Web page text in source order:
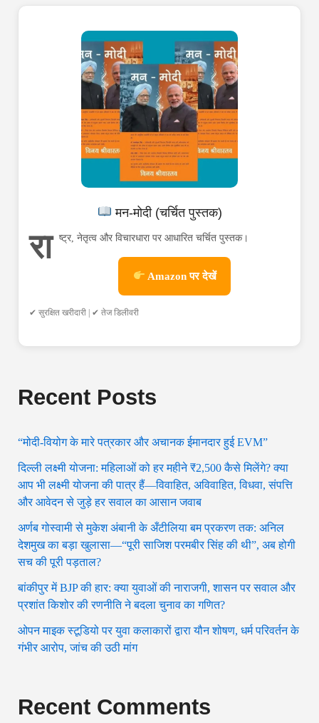
मन-मोदी (चर्चित पुस्तक)
रा ष्ट्र, नेतृत्व और विचारधारा पर आधारित चर्चित पुस्तक।
Amazon पर देखें
✔ सुरक्षित खरीदारी | ✔ तेज डिलीवरी
Recent Posts
“मोदी-वियोग के मारे पत्रकार और अचानक ईमानदार हुई EVM”
दिल्ली लक्ष्मी योजना: महिलाओं को हर महीने ₹2,500 कैसे मिलेंगे? क्या
आप भी लक्ष्मी योजना की पात्र हैं—विवाहित, अविवाहित, विधवा, संपत्ति
और आवेदन से जुड़े हर सवाल का आसान जवाब
अर्णब गोस्वामी से मुकेश अंबानी के अँटीलिया बम प्रकरण तक: अनिल
देशमुख का बड़ा खुलासा—“पूरी साजिश परमबीर सिंह की थी”, अब होगी
सच की पूरी पड़ताल?
बांकीपुर में BJP की हार: क्या युवाओं की नाराजगी, शासन पर सवाल और
प्रशांत किशोर की रणनीति ने बदला चुनाव का गणित?
ओपन माइक स्टूडियो पर युवा कलाकारों द्वारा यौन शोषण, धर्म परिवर्तन के
गंभीर आरोप, जांच की उठी मांग
Recent Comments